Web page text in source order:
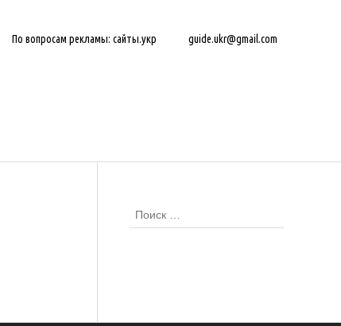
По вопросам рекламы: сайты.укр guide.ukr@gmail.com